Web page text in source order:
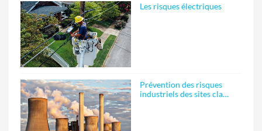
Les risques électriques
Prévention des risques
industriels des sites cla…